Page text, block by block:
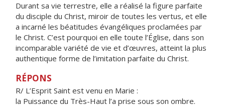
Durant sa vie terrestre, elle a réalisé la figure parfaite
du disciple du Christ, miroir de toutes les vertus, et elle
a incarné les béatitudes évangéliques proclamées par
le Christ. C’est pourquoi en elle toute l’Église, dans son
incomparable variété de vie et d’œuvres, atteint la plus
authentique forme de l’imitation parfaite du Christ.
RÉPONS
R/ L’Esprit Saint est venu en Marie :
la Puissance du Très-Haut l’a prise sous son ombre.